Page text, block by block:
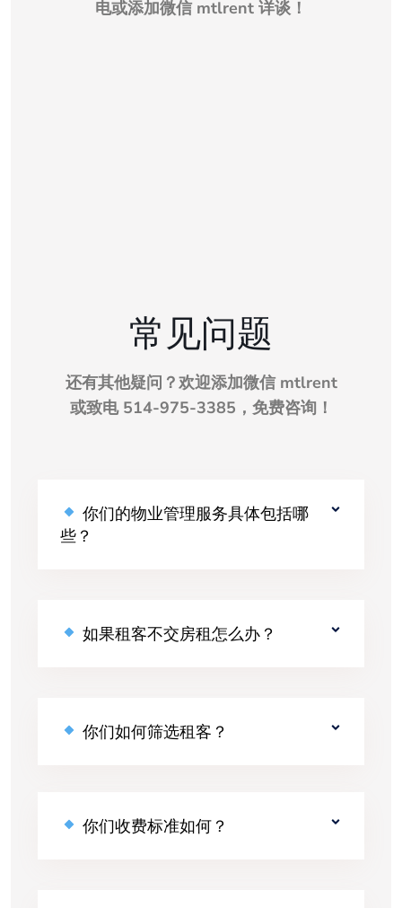
电或添加微信 mtlrent 详谈！
常见问题
还有其他疑问？欢迎添加微信 mtlrent
或致电 514-975-3385，免费咨询！
你们的物业管理服务具体包括哪
些？
如果租客不交房租怎么办？
你们如何筛选租客？
你们收费标准如何？